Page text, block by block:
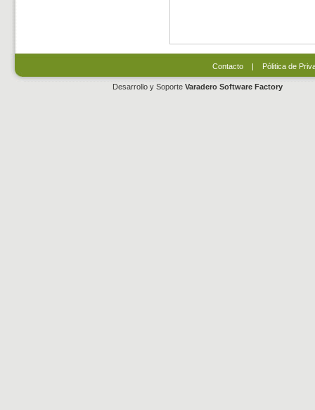
Contacto| Pólitica de
Desarrollo y Soporte Varadero Software Factory